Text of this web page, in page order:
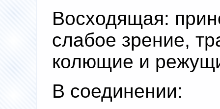
Восходящая:
слабое зрение,
колющие и
В соединении: